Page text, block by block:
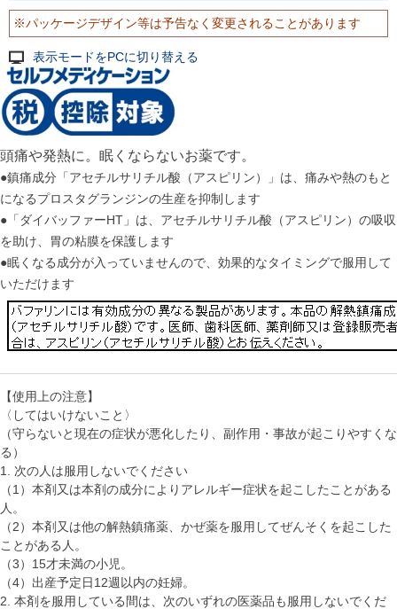
※パッケージデザイン等は予告なく変更されることがあります
表示モードをPCに切り替える
頭痛や発熱に。眠くならないお薬です。
●鎮痛成分「アセチルサリチル酸（アスピリン）」は、痛みや熱のもと
になるプロスタグランジンの生産を抑制します
●「ダイバッファーHT」は、アセチルサリチル酸（アスピリン）の吸収
を助け、胃の粘膜を保護します
●眠くなる成分が入っていませんので、効果的なタイミングで服用して
いただけます
【使用上の注意】
〈してはいけないこと〉
（守らないと現在の症状が悪化したり、副作用・事故が起こりやすくな
る）
1. 次の人は服用しないでください
（1）本剤又は本剤の成分によりアレルギー症状を起こしたことがある
人。
（2）本剤又は他の解熱鎮痛薬、かぜ薬を服用してぜんそくを起こした
ことがある人。
（3）15才未満の小児。
（4）出産予定日12週以内の妊婦。
2. 本剤を服用している間は、次のいずれの医薬品も服用しないでくだ